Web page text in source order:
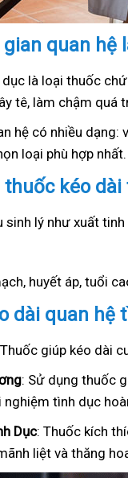
quan hệ
là loại thuốc
tê, làm chậm quá
hệ có nhiều dạng:
loại phù hợp nhất.
kéo dài
sinh lý như xuất
huyết áp, tuổi
dài quan hệ
giúp kéo dài
: Sử dụng thuốc
tình dục
Dục: Thuốc kích
liệt và thăng